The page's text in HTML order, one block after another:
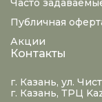
Часто
Публичная
Акции
Контакты
г. Казань, ул.
г. Казань, ТРЦ